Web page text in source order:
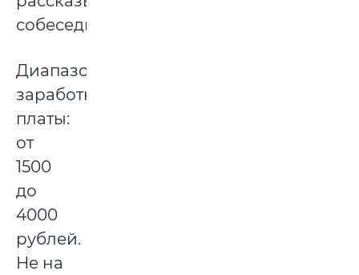
собеседник.
Диапазон
заработной
платы:
от
1500
до
4000
рублей.
Не на